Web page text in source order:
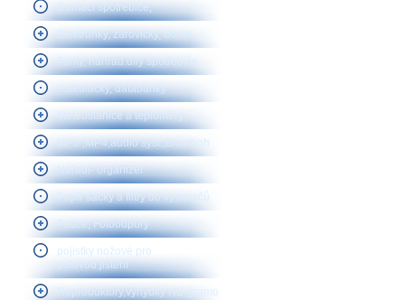
Domácí spotřebiče,
Elektronky, žárovičky, doutn.
Ferity, náhrad.díly spotřebiče
Kalkulačky, databanky
Meteostanice a teploměry
MP3 ,MP4,audio syst.,Bluetooh
Nářadí- organizér
Papír sáčky a filtry do vysavačů
Patice, Fotoodpory
pojistky nožové pro
polovod.jištění
Reproduktory,vyhybky ND gramo